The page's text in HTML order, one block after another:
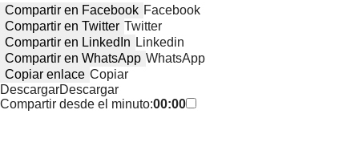
Compartir en Facebook Facebook
Compartir en Twitter Twitter
Compartir en LinkedIn Linkedin
Compartir en WhatsApp WhatsApp
Copiar enlace Copiar
DescargarDescargar
Compartir desde el minuto:00:00